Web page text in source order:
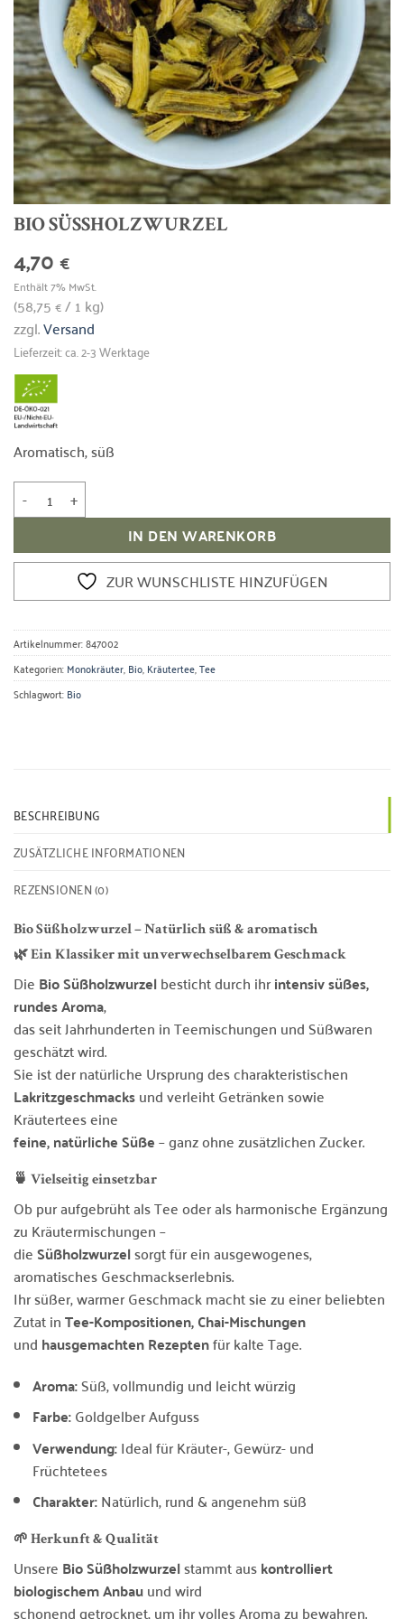
BIO SÜSSHOLZWURZEL
4,70 €
Enthält 7% MwSt.
(58,75 €/ 1 kg)
zzgl.Versand
Lieferzeit: ca. 2-3 Werktage
Aromatisch, süß
Bio Süßholzwurzel Menge
IN DEN WARENKORB
ZUR WUNSCHLISTE HINZUFÜGEN
Artikelnummer:847002
Kategorien:Monokräuter,Bio,Kräutertee,Tee
Schlagwort:Bio
BESCHREIBUNG
ZUSÄTZLICHE INFORMATIONEN
REZENSIONEN (0)
Bio Süßholzwurzel – Natürlich süß & aromatisch
🌿 Ein Klassiker mit unverwechselbarem Geschmack
Die Bio Süßholzwurzelbesticht durch ihrintensiv süßes,
rundes Aroma,
das seit Jahrhunderten in Teemischungen und Süßwaren
geschätzt wird.
Sie ist der natürliche Ursprung des charakteristischen
Lakritzgeschmacksund verleiht Getränken sowie
Kräutertees eine
feine, natürliche Süße– ganz ohne zusätzlichen Zucker.
🍵 Vielseitig einsetzbar
Ob pur aufgebrüht als Tee oder als harmonische Ergänzung
zu Kräutermischungen –
dieSüßholzwurzelsorgt für ein ausgewogenes,
aromatisches Geschmackserlebnis.
Ihr süßer, warmer Geschmack macht sie zu einer beliebten
Zutat inTee-Kompositionen, Chai-Mischungen
und hausgemachten Rezeptenfür kalte Tage.
Aroma:Süß, vollmundig und leicht würzig
Farbe:Goldgelber Aufguss
Verwendung:Ideal für Kräuter-, Gewürz- und
Früchtetees
Charakter:Natürlich, rund & angenehm süß
🌱 Herkunft & Qualität
Unsere Bio Süßholzwurzelstammt auskontrolliert
biologischem Anbauund wird
schonend getrocknet, um ihr volles Aroma zu bewahren.